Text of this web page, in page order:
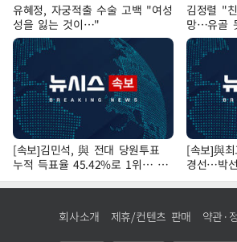
유혜정, 자궁적출 수술 고백 "여성
성을 잃는 것이…"
김정렬 "
망…유골
[속보]김민석, 與 전대 당원투표
누적 득표율 45.42%로 1위… 정
청래 44.56%
[속보]與
경선…박
민수·김
회사소개 제휴/컨텐츠 판매 약관·